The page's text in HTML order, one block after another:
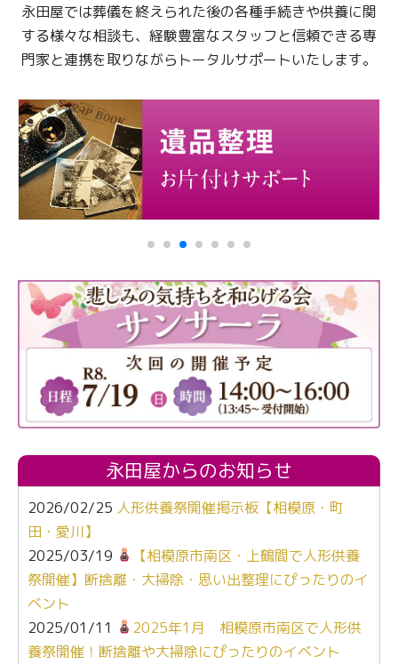
永田屋では葬儀を終えられた後の各種手続きや供養に関
する様々な相談も、 経験豊富なスタッフと信頼できる専
門家と連携を取りながらトータルサポートいたします。
永田屋からのお知らせ
2026/02/25 人形供養祭開催掲示板【相模原・町
田・愛川】
2025/03/19
【相模原市南区・上鶴間で人形供養
祭開催】断捨離・大掃除・思い出整理にぴったりのイ
ベント
2025/01/11
2025年1月 相模原市南区で人形供
養祭開催！断捨離や大掃除にぴったりのイベント